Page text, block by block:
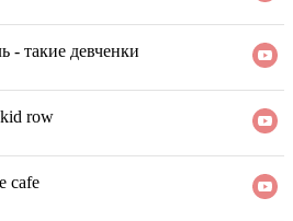
- такие девченки
row
cafe